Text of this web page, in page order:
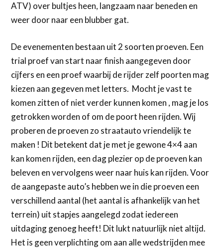
ATV) over bultjes heen, langzaam naar beneden en
weer door naar een blubber gat.
De evenementen bestaan uit 2 soorten proeven. Een
trial proef van start naar finish aangegeven door
cijfers en een proef waarbij de rijder zelf poorten mag
kiezen aan gegeven met letters. Mocht je vast te
komen zitten of niet verder kunnen komen , mag je los
getrokken worden of om de poort heen rijden. Wij
proberen de proeven zo straatauto vriendelijk te
maken ! Dit betekent dat je met je gewone 4×4 aan
kan komen rijden, een dag plezier op de proeven kan
beleven en vervolgens weer naar huis kan rijden. Voor
de aangepaste auto’s hebben we in die proeven een
verschillend aantal (het aantal is afhankelijk van het
terrein) uit stapjes aangelegd zodat iedereen
uitdaging genoeg heeft! Dit lukt natuurlijk niet altijd.
Het is geen verplichting om aan alle wedstrijden mee